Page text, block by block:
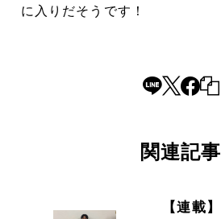
に入りだそうです！
関連記事
【連載